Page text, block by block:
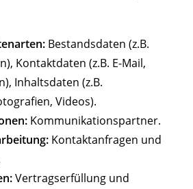
Bestandsdaten (z.B.
Kontaktdaten (z.B. E-Mail,
Inhaltsdaten (z.B.
Videos).
Kommunikationspartner.
Kontaktanfragen und
Vertragserfüllung und